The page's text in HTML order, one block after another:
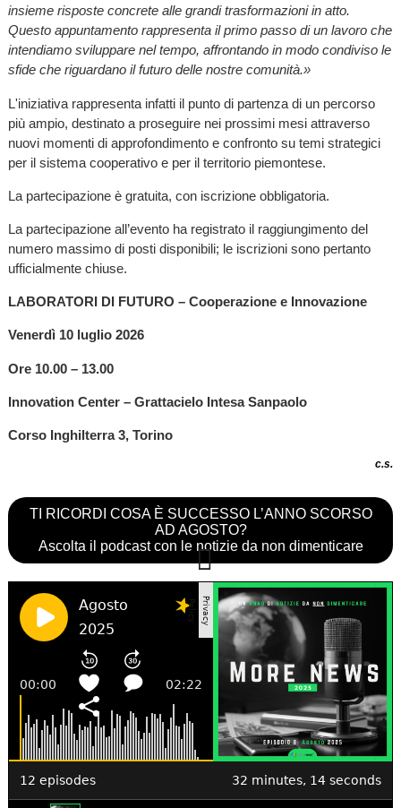
insieme risposte concrete alle grandi trasformazioni in atto.
Questo appuntamento rappresenta il primo passo di un lavoro che
intendiamo sviluppare nel tempo, affrontando in modo condiviso le
sfide che riguardano il futuro delle nostre comunità.»
L'iniziativa rappresenta infatti il punto di partenza di un percorso
più ampio, destinato a proseguire nei prossimi mesi attraverso
nuovi momenti di approfondimento e confronto su temi strategici
per il sistema cooperativo e per il territorio piemontese.
La partecipazione è gratuita, con iscrizione obbligatoria.
La partecipazione all’evento ha registrato il raggiungimento del
numero massimo di posti disponibili; le iscrizioni sono pertanto
ufficialmente chiuse.
LABORATORI DI FUTURO – Cooperazione e Innovazione
Venerdì 10 luglio 2026
Ore 10.00 – 13.00
Innovation Center – Grattacielo Intesa Sanpaolo
Corso Inghilterra 3, Torino
c.s.
TI RICORDI COSA È SUCCESSO L’ANNO SCORSO
AD AGOSTO?
Ascolta il podcast con le notizie da non dimenticare